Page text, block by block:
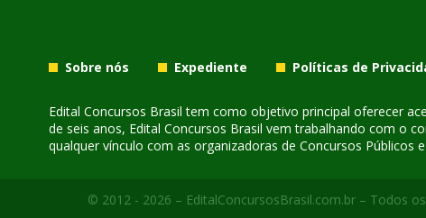
Sobre nós Expediente Políticas de
Edital Concursos Brasil tem como objetivo principal oferecer
de seis anos, Edital Concursos Brasil vem trabalhando com o
qualquer vínculo com as organizadoras de Concursos Públicos
© 2012 - 2026 – EditalConcursosBrasil.com.br – Todos